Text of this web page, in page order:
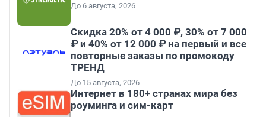
До 6 августа, 2026
Скидка 20% от 4 000 ₽, 30% от 7 000
₽ и 40% от 12 000 ₽ на первый и все
повторные заказы по промокоду
ТРЕНД
До 15 августа, 2026
Интернет в 180+ странах мира без
роуминга и сим-карт